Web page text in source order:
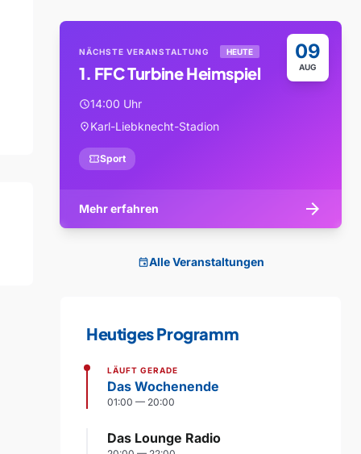
09
AUG
NÄCHSTE VERANSTALTUNG HEUTE
1. FFC Turbine Heimspiel
schedule14:00 Uhr
location_onKarl-Liebknecht-Stadion
confirmation_numberSport
Mehr erfahren arrow_forward
eventAlle Veranstaltungen
Heutiges Programm
LÄUFT GERADE
Das Wochenende
01:00 — 20:00
Das Lounge Radio